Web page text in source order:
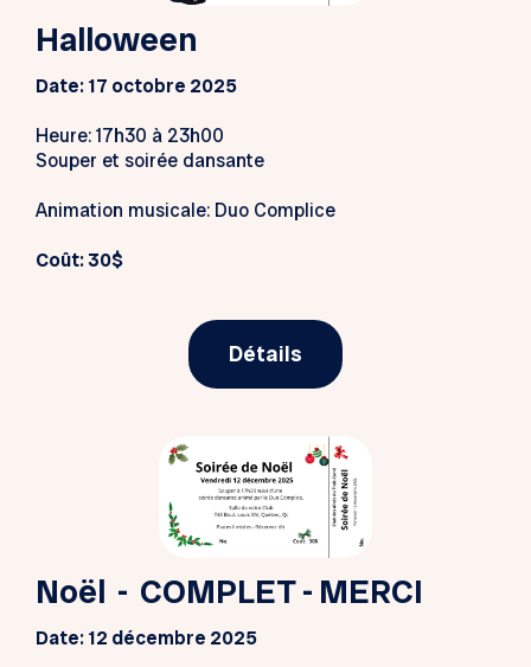
Halloween
Date: 17 octobre 2025
Heure: 17h30 à 23h00
Souper et soirée dansante
Animation musicale: Duo Complice
Coût: 30$
Détails
Noël - COMPLET - MERCI
Date: 12 décembre 2025